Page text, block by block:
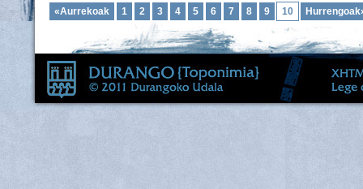
«Aurrekoak 1 2 3 4 5 6 7 8 9 10